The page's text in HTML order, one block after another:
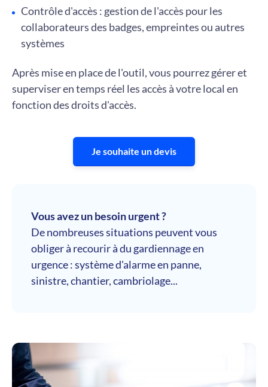
Contrôle d'accès : gestion de l'accès pour les
collaborateurs des badges, empreintes ou autres
systèmes
Après mise en place de l'outil, vous pourrez gérer et
superviser en temps réel les accès à votre local en
fonction des droits d'accès.
Je souhaite un devis
Vous avez un besoin urgent ?
De nombreuses situations peuvent vous
obliger à recourir à du gardiennage en
urgence : système d'alarme en panne,
sinistre, chantier, cambriolage...